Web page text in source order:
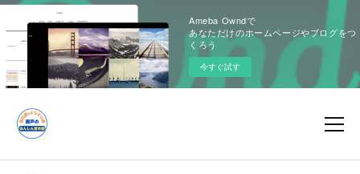
Ameba Owndで
あなただけのホームページやブログをつ
くろう
今すぐ試す